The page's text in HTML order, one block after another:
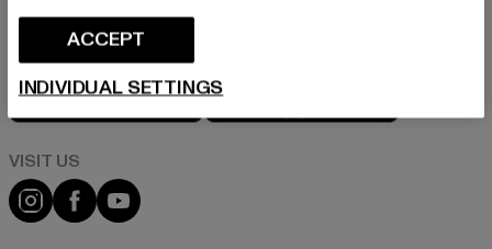
Play market
Visit our Instagram page:
Visit our Facebook page:
Visit our YouTube channel:
ACCEPT
INDIVIDUAL SETTINGS